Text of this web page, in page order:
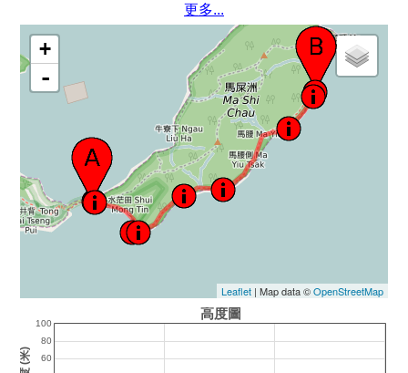
更多...
+
-
Leaflet| Map data ©OpenStreetMap